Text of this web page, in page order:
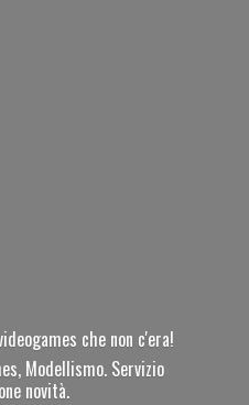
che non c'era!
Modellismo. Servizio
novità.